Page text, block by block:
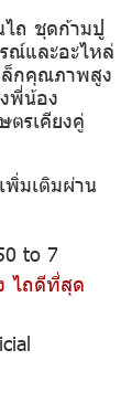
ไถ ชุดก้ามปู
ณ์และอะไหล่
ล็กคุณภาพสูง
พี่น้อง
ตรเคียงคู่
มเติมผ่าน
to 7
ไถดีที่สุด